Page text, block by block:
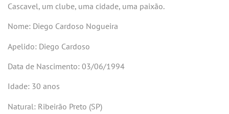
Cascavel, um clube, uma cidade, uma paixão.
Nome: Diego Cardoso Nogueira
Apelido: Diego Cardoso
Data de Nascimento: 03/06/1994
Idade: 30 anos
Natural: Ribeirão Preto (SP)